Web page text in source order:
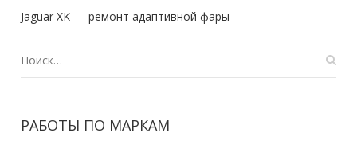
Jaguar XK — ремонт адаптивной фары
РАБОТЫ ПО МАРКАМ